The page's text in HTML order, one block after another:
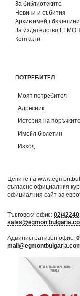
За библиотеките
Новини и събития
Архив имейл бюлетини
За издателство
Контакти
ПОТРЕБИТЕЛ
Моят потребител
Адресник
История на поръчките
Имейл бюлетин
Изход
Цените на
съгласно официалния
официалния сайт за
Търговски офис: 02/
Административен офис: